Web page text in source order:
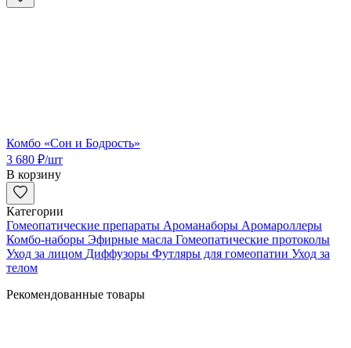
Комбо «Сон и Бодрость»
3 680 ₽/шт
В корзину
Категории
Гомеопатические препараты Ароманаборы Аромароллеры
Комбо-наборы Эфирные масла Гомеопатические протоколы
Уход за лицом Диффузоры Футляры для гомеопатии Уход за
телом
Рекомендованные товары